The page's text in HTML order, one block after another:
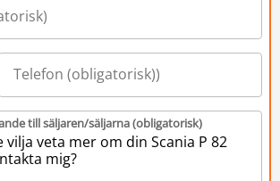
till säljaren/säljarna (obligatorisk)